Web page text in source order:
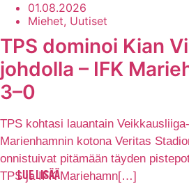
01.08.2026
Miehet, Uutiset
TPS dominoi Kian
johdolla – IFK
3–0
TPS kohtasi lauantain
Marienhamnin kotona Veritas
onnistuivat pitämään täyden
TPS ja IFK Mariehamn[…]
LUE LISÄÄ